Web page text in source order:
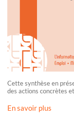
Cette synthèse en
des actions concrètes
En savoir plus